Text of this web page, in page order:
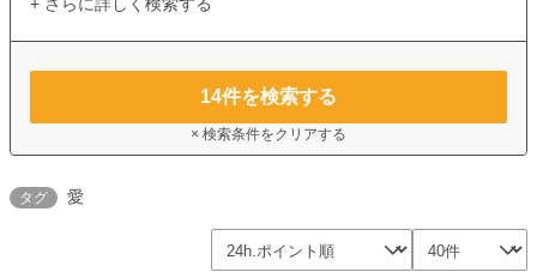
14件を検索する
× 検索条件をクリアする
タグ 愛